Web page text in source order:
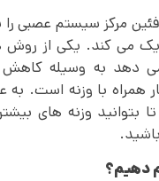
مرکز سیستم عصبی را
می‌ کند. یکی از روش
می دهد به وسیله
همراه با وزنه است. به
وزنه های
دهیم؟